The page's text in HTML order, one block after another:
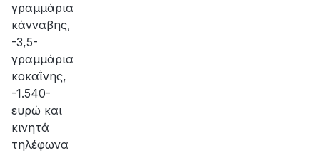
γραμμάρια
κάνναβης,
-3,5-
γραμμάρια
κοκαΐνης,
-1.540-
ευρώ και
κινητά
τηλέφωνα